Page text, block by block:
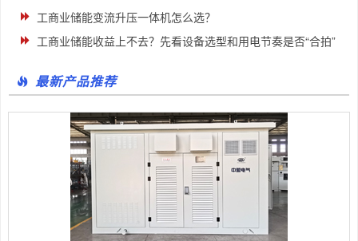
工商业储能变流升压一体机怎么选？
工商业储能收益上不去？先看设备选型和用电节奏是否“合拍”
最新产品推荐